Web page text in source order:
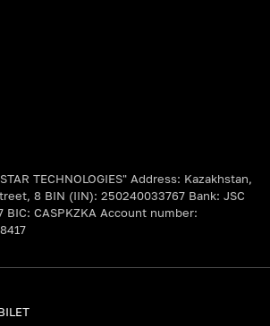
TECHNOLOGIES" Address: Kazakhstan,
8 BIN (IIN): 250240033767 Bank: JSC
BIC: CASPKZKA Account number: